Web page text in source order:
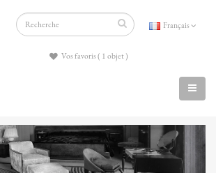
Français
Vos favoris ( 1 objet )